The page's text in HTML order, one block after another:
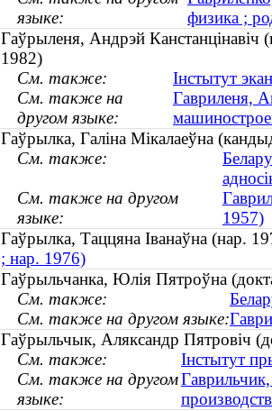
языке:
физика ;
Гаўрыленя, Андрэй Канстанцінавіч
1982)
См. также:
Інстытут
См. также на
другом языке:
Гавриленя,
Гаўрылка, Галіна Мікалаеўна
См. также:
См. также на другом
языке:
1957)
Гаўрылка, Таццяна Іванаўна (нар.
; нар. 1976)
Гаўрыльчанка, Юлія Пятроўна
См. также:
См. также на другом языке:
Гаўрыльчык, Аляксандр Пятровіч
См. также:
Інстытут
См. также на другом
языке: